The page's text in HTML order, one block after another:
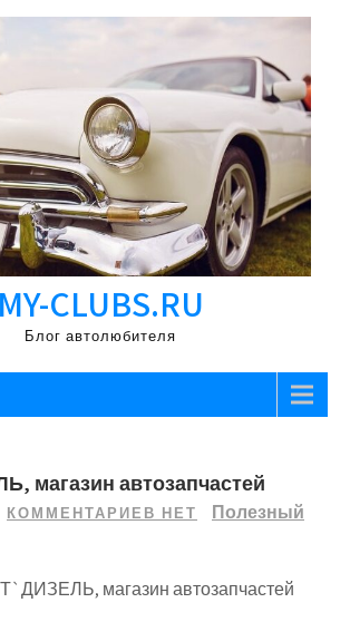
MY-CLUBS.RU
Блог автолюбителя
магазин автозапчастей
КОММЕНТАРИЕВ НЕТ
Полезный
магазин автозапчастей